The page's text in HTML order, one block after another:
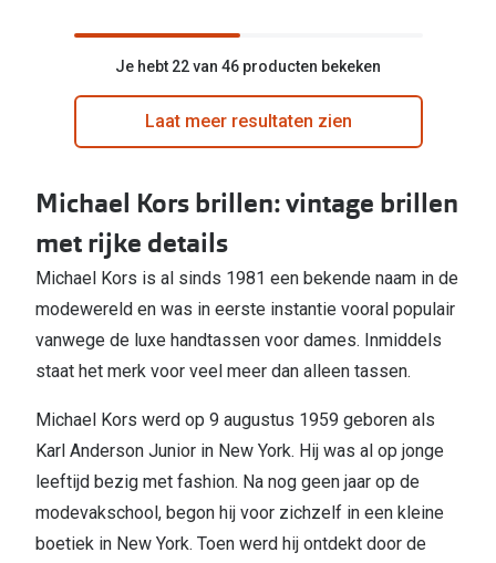
Je hebt 22 van 46 producten bekeken
Laat meer resultaten zien
Michael Kors brillen: vintage brillen
met rijke details
Michael Kors is al sinds 1981 een bekende naam in de
modewereld en was in eerste instantie vooral populair
vanwege de luxe handtassen voor dames. Inmiddels
staat het merk voor veel meer dan alleen tassen.
Michael Kors werd op 9 augustus 1959 geboren als
Karl Anderson Junior in New York. Hij was al op jonge
leeftijd bezig met fashion. Na nog geen jaar op de
modevakschool, begon hij voor zichzelf in een kleine
boetiek in New York. Toen werd hij ontdekt door de